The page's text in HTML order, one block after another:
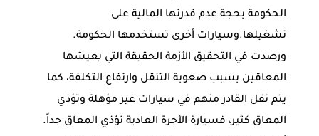
الحكومة بحجة عدم قدرتها المالية على
تشغيلها.وسيارات أخرى تستخدمها الحكومة.
ورصدت في التحقيق الأزمة الحقيقة التي يعيشها
المعاقين بسبب صعوبة التنقل وارتفاع التكلفة، كما
يتم نقل القادر منهم في سيارات غير مؤهلة وتؤذي
المعاق كثير، فسيارة الأجرة العادية تؤذي المعاق جداً.